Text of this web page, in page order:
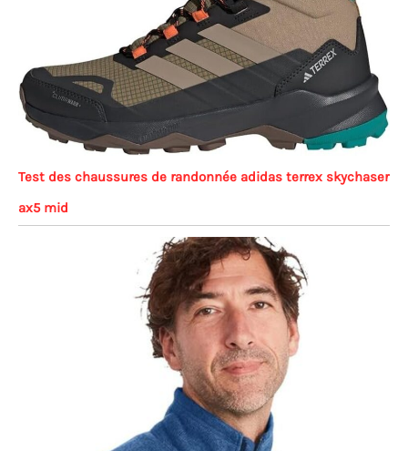
Test des chaussures de randonnée adidas terrex skychaser
ax5 mid